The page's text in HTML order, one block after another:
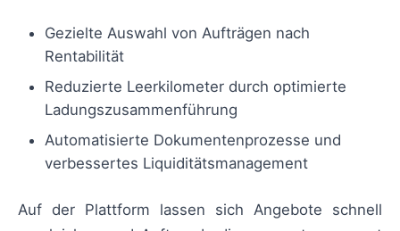
Gezielte Auswahl von Aufträgen nach
Rentabilität
Reduzierte Leerkilometer durch optimierte
Ladungszusammenführung
Automatisierte Dokumentenprozesse und
verbessertes Liquiditätsmanagement
Auf der Plattform lassen sich Angebote schnell